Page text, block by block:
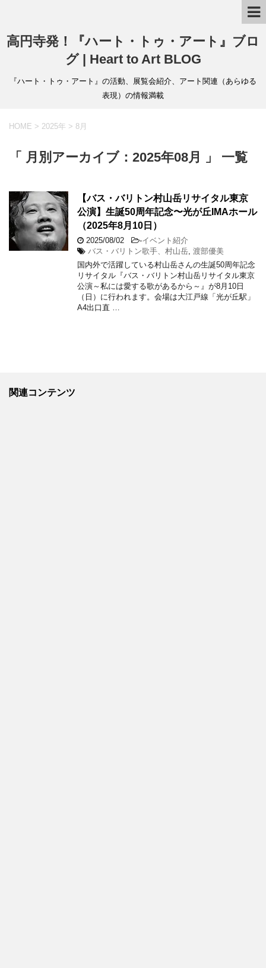
高円寺発！『ハート・トゥ・アート』ブロ
グ | Heart to Art BLOG
『ハート・トゥ・アート』の活動、展覧会紹介、アート関連（あらゆる
表現）の情報満載
HOME > 2025年 > 8月
「 月別アーカイブ：2025年08月 」 一覧
【バス・バリトン村山岳リサイタル東京
公演】生誕50周年記念〜光が丘IMAホール
（2025年8月10日）
2025/08/02 -イベント紹介
バス・バリトン歌手、村山岳 渡部優美
国内外で活躍している村山岳さんの生誕50周年記念
リサイタル『バス・バリトン村山岳リサイタル東京
公演～私には愛する歌があるから～』が8月10日
（日）に行われます。会場は大江戸線「光が丘駅」
A4出口直 …
関連コンテンツ